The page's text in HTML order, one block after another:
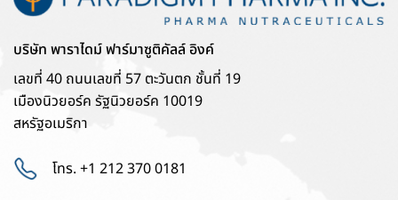
บริษัท พาราไดม์ ฟาร์มาซูติคัลล์ อิงค์
เลขที่ 40 ถนนเลขที่ 57 ตะวันตก ชั้นที่ 19
เมืองนิวยอร์ค รัฐนิวยอร์ค 10019
สหรัฐอเมริกา
โทร. +1 212 370 0181